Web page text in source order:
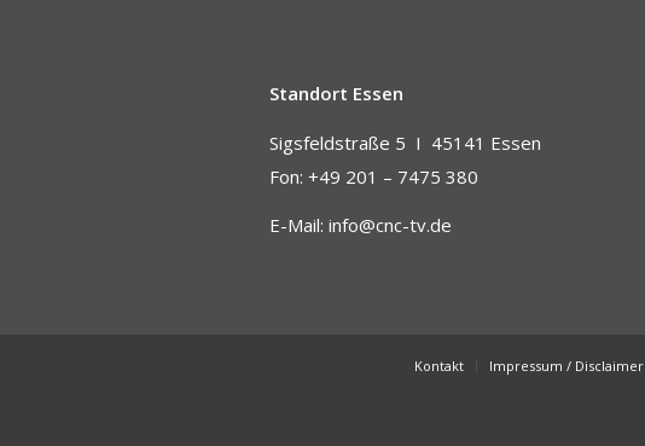
Standort Essen
Sigsfeldstraße 5 I 45141 Essen
Fon: +49 201 – 7475 380
E-Mail: info@cnc-tv.de
Kontakt Impressum / Disclaimer